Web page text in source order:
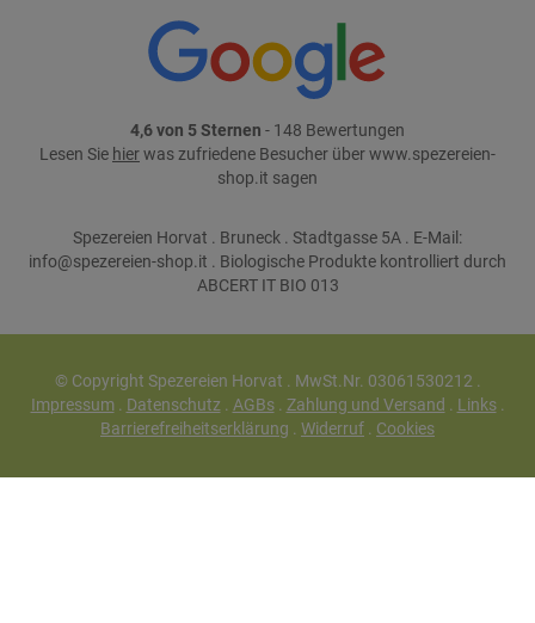
4,6 von 5 Sternen - 148 Bewertungen
Lesen Sie hierwas zufriedene Besucher über www.spezereien-
shop.it sagen
Spezereien Horvat . Bruneck . Stadtgasse 5A . E-Mail:
info@spezereien-shop.it . Biologische Produkte kontrolliert durch
ABCERT IT BIO 013
© Copyright Spezereien Horvat . MwSt.Nr. 03061530212 .
Impressum. Datenschutz. AGBs. Zahlung und Versand . Links.
Barrierefreiheitserklärung . Widerruf . Cookies